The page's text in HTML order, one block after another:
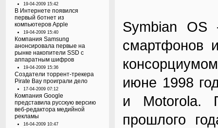
19-04-2009 15:42
В Интернете появился
первый ботнет из
компьютеров Apple
19-04-2009 15:40
Компания Samsung
анонсировала первые на
рынке накопители SSD с
аппаратным шифров
19-04-2009 15:36
Создатели торрент-трекера
Pirate Bay проиграли дело
17-04-2009 07:12
Компания Google
представила русскую версию
веб-редактора медийной
рекламы
16-04-2009 10:47
Symbian OS
смартфонов
июне 1998
и Motorola.
прошлого